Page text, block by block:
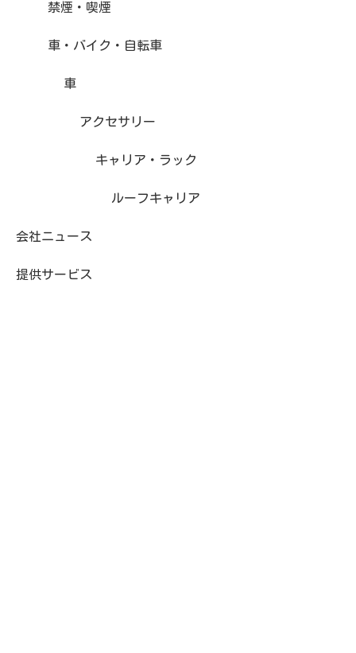
禁煙・喫煙
車・バイク・自転車
車
アクセサリー
キャリア・ラック
ルーフキャリア
会社ニュース
提供サービス